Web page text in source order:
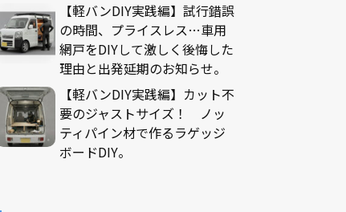
【軽バンDIY実践編】試行錯誤
の時間、プライスレス…車用
網戸をDIYして激しく後悔した
理由と出発延期のお知らせ。
【軽バンDIY実践編】カット不
要のジャストサイズ！ ノッ
ティパイン材で作るラゲッジ
ボードDIY。